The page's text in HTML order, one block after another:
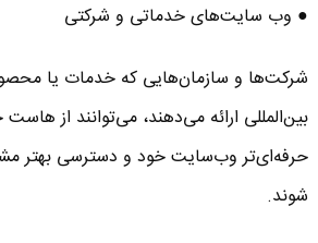
● وب‌ سایت‌های خدماتی و شرکتی
شرکت‌ها و سازمان‌هایی که خدمات یا
بین‌المللی ارائه می‌دهند، می‌توانند از
حرفه‌ای‌تر وب‌سایت خود و دسترسی بهتر
شوند.